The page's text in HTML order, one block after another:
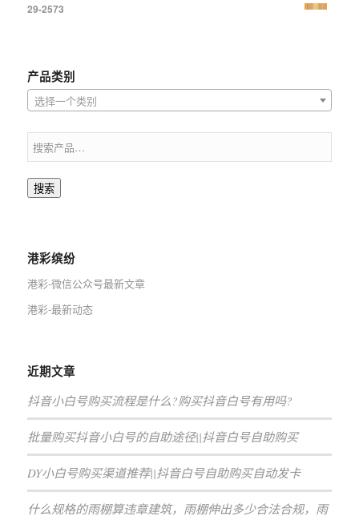
29-2573
产品类别
选择一个类别
搜索
港彩缤纷
港彩-微信公众号最新文章
港彩-最新动态
近期文章
抖音小白号购买流程是什么?购买抖音白号有用吗?
批量购买抖音小白号的自助途径||抖音白号自助购买
DY小白号购买渠道推荐||抖音白号自助购买自动发卡
什么规格的雨棚算违章建筑，雨棚伸出多少合法合规，雨